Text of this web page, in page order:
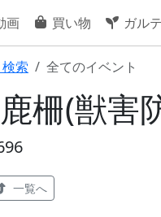
画 買い物 ガル
索 全てのイベント
柵(獣害
一覧へ